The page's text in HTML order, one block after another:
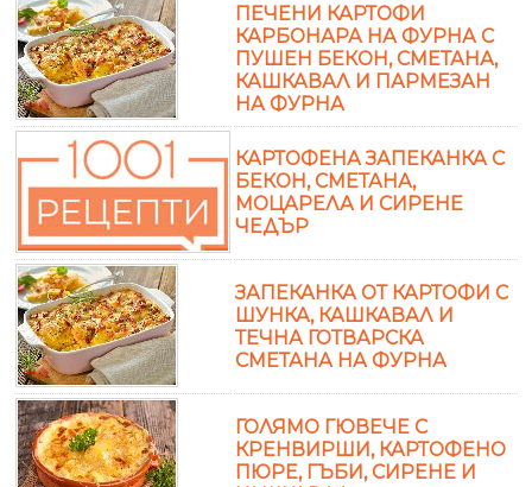
ПЕЧЕНИ КАРТОФИ
КАРБОНАРА НА ФУРНА С
ПУШЕН БЕКОН, СМЕТАНА,
КАШКАВАЛ И ПАРМЕЗАН
НА ФУРНА
КАРТОФЕНА ЗАПЕКАНКА С
БЕКОН, СМЕТАНА,
МОЦАРЕЛА И СИРЕНЕ
ЧЕДЪР
ЗАПЕКАНКА ОТ КАРТОФИ С
ШУНКА, КАШКАВАЛ И
ТЕЧНА ГОТВАРСКА
СМЕТАНА НА ФУРНА
ГОЛЯМО ГЮВЕЧЕ С
КРЕНВИРШИ, КАРТОФЕНО
ПЮРЕ, ГЪБИ, СИРЕНЕ И